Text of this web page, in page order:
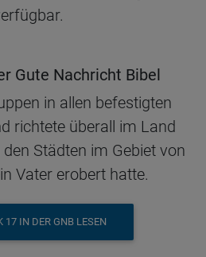
Gute Nachricht Bibel
in allen befestigten
richtete überall im Land
Städten im Gebiet von
Vater erobert hatte.
17 IN DER GNB LESEN